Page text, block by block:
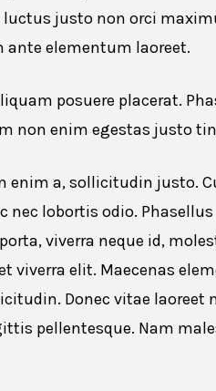
justo non orci
elementum laoreet.
posuere placerat.
non enim egestas justo
enim a, sollicitudin justo.
lobortis odio.
viverra neque id,
viverra elit. Maecenas
Donec vitae laoreet
pellentesque. Nam